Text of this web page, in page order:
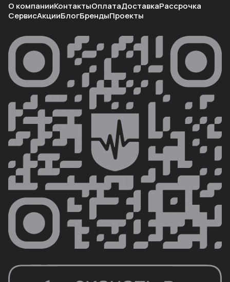
О компанииКонтактыОплатаДоставкаРассрочка
СервисАкцииБлогБрендыПроекты